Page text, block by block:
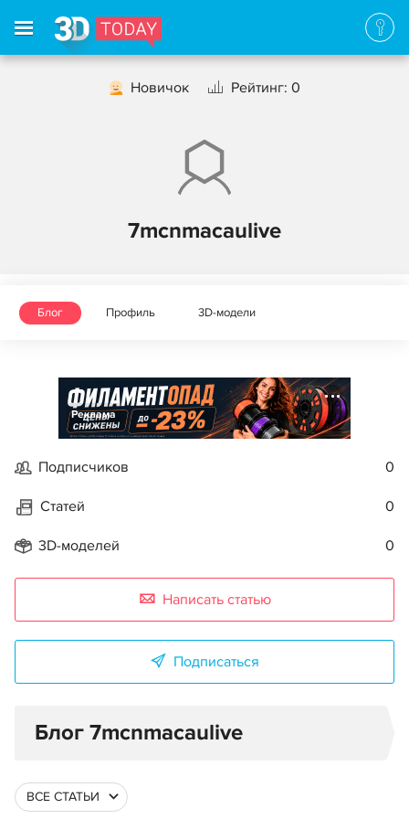
Новичок Рейтинг: 0
7mcnmacaulive
Блог Профиль 3D-модели
Реклама
Подписчиков 0
Статей 0
3D-моделей 0
Написать статью
Подписаться
Блог 7mcnmacaulive
ВСЕ СТАТЬИ